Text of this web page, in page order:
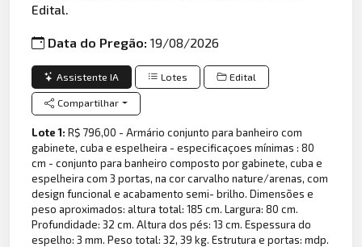
Edital.
Data do Pregão:19/08/2026
Assistente IA Lotes Edital
Compartilhar
Lote 1:R$ 796,00 - Armário conjunto para banheiro com
gabinete, cuba e espelheira - especificaçoes mínimas : 80
cm - conjunto para banheiro composto por gabinete, cuba e
espelheira com 3 portas, na cor carvalho nature/arenas, com
design funcional e acabamento semi- brilho. Dimensões e
peso aproximados: altura total: 185 cm. Largura: 80 cm.
Profundidade: 32 cm. Altura dos pés: 13 cm. Espessura do
espelho: 3 mm. Peso total: 32, 39 kg. Estrutura e portas: mdp.